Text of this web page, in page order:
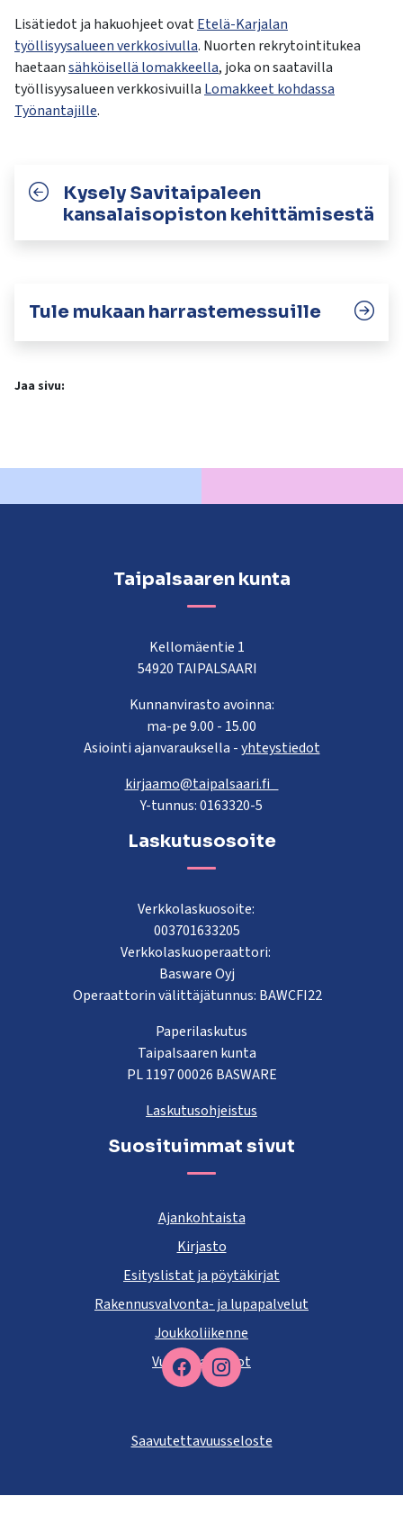
Lisätiedot ja hakuohjeet ovatEtelä-Karjalan
työllisyysalueen verkkosivulla. Nuorten rekrytointitukea
haetaansähköisellä lomakkeella, joka on saatavilla
työllisyysalueen verkkosivuillaLomakkeet kohdassa
Työnantajille.
Kysely Savitaipaleen
kansalaisopiston kehittämisestä
Tule mukaan harrastemessuille
Jaa sivu:
Facebook
Taipalsaaren kunta
Kellomäentie 1
54920 TAIPALSAARI
Kunnanvirasto avoinna:
ma-pe 9.00 - 15.00
Asiointi ajanvarauksella -yhteystiedot
kirjaamo@taipalsaari.fi
Y-tunnus: 0163320-5
Laskutusosoite
Verkkolaskuosoite:
003701633205
Verkkolaskuoperaattori:
Basware Oyj
Operaattorin välittäjätunnus: BAWCFI22
Paperilaskutus
Taipalsaaren kunta
PL 1197 00026 BASWARE
Laskutusohjeistus
Suosituimmat sivut
Ajankohtaista
Kirjasto
Esityslistat ja pöytäkirjat
Rakennusvalvonta- ja lupapalvelut
Joukkoliikenne
Vuokra-asunnot
Saavutettavuusseloste